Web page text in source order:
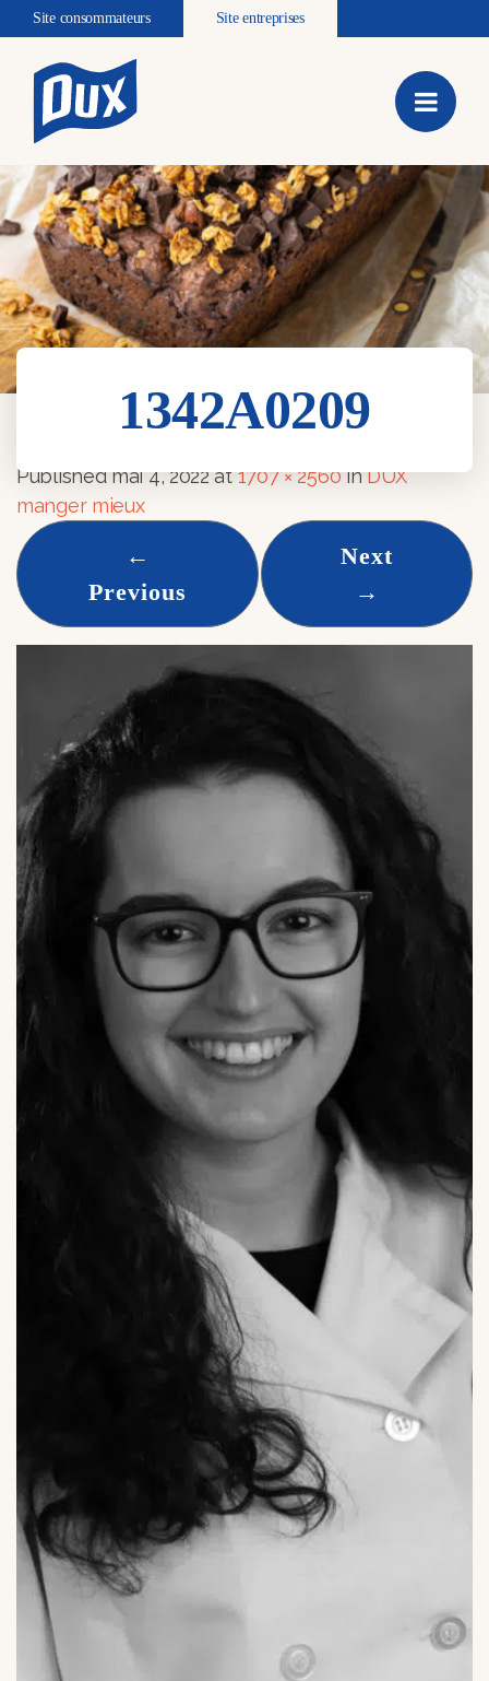
Site consommateurs Site entreprises
1342A0209
1342A0209
Publishedmai 4, 2022at1707 × 2560inDUX
manger mieux
←
Previous
Next
→